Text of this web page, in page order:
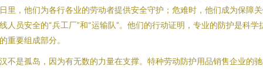
里，他们为各行各业的劳动者提供安全守护；危难时，他们成为保障
人员安全的“兵工厂”和“运输队”。他们的行动证明，专业的防护是科学
重要组成部分。
不是孤岛，因为有无数的力量在支撑。特种劳动防护用品销售企业的